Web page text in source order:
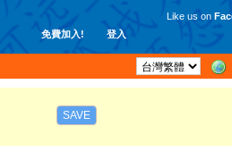
免費加入! 登入
Like us on
SAVE